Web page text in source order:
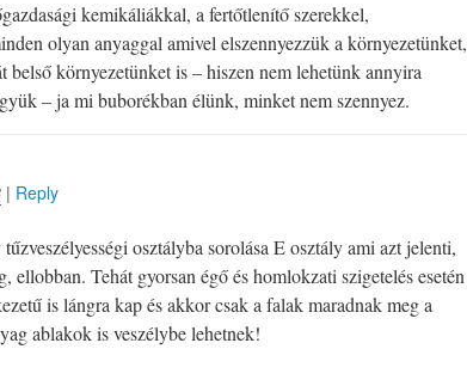
kemikáliákkal, a fertőtlenítő szerekkel,
olyan anyaggal amivel elszennyezzük a környezetünket,
belső környezetünket is – hiszen nem lehetünk annyira
– ja mi buborékban élünk, minket nem szennyez.
| Reply
osztályba sorolása E osztály ami azt jelenti,
ellobban. Tehát gyorsan égő és homlokzati szigetelés esetén
is lángra kap és akkor csak a falak maradnak meg a
ablakok is veszélybe lehetnek!